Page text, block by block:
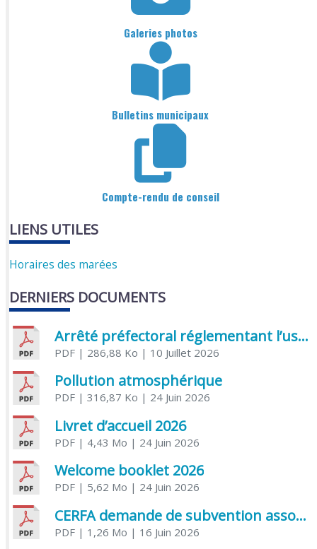
Galeries photos
Bulletins municipaux
Compte-rendu de conseil
LIENS UTILES
Horaires des marées
DERNIERS DOCUMENTS
Arrêté préfectoral réglementant l’usage de l’eau
PDF| 286,88 Ko | 10 Juillet 2026
Pollution atmosphérique
PDF| 316,87 Ko | 24 Juin 2026
Livret d’accueil 2026
PDF| 4,43 Mo | 24 Juin 2026
Welcome booklet 2026
PDF| 5,62 Mo | 24 Juin 2026
CERFA demande de subvention association
PDF| 1,26 Mo | 16 Juin 2026